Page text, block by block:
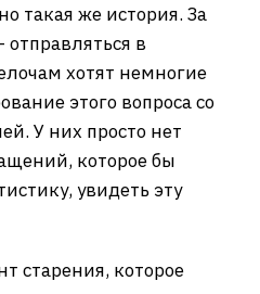
такая же история. За
в
хотят немногие
этого вопроса со
У них просто нет
которое бы
увидеть эту
старения, которое